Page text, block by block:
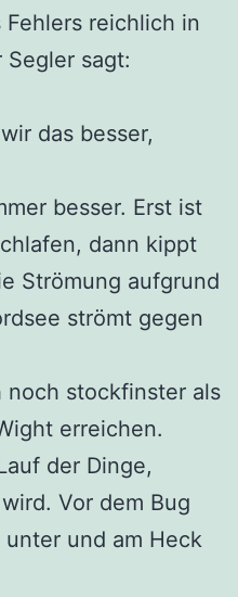
reichlich in
sagt:
das besser,
besser. Erst ist
dann kippt
Strömung aufgrund
strömt gegen
noch stockfinster als
erreichen.
der Dinge,
Vor dem Bug
und am Heck